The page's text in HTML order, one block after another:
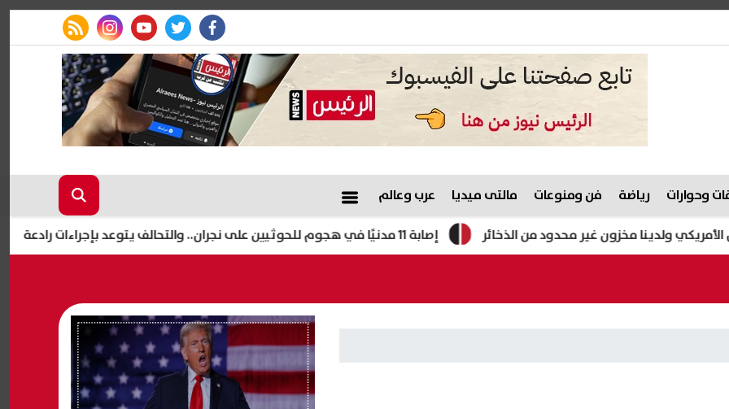
facebook
twitter
youtube
instagram
rss feed
وحوارات رياضة فن ومنوعات مالتى ميديا عرب وعالم
إصابة 11 مدنيًا في هجوم للحوثيين على نجران.. والتحالف يتوعد بإجراءات رادعة ولدينا مخزون غير محدود من الذخائر